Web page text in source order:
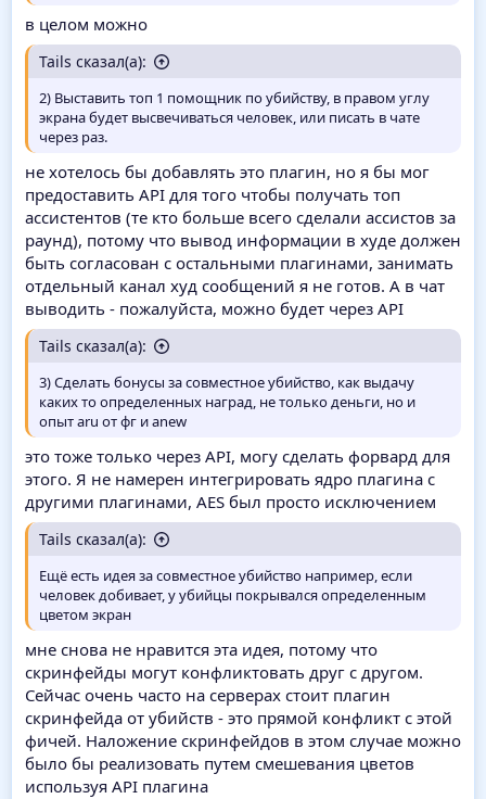
в целом можно
Tails сказал(а):
2) Выставить топ 1 помощник по убийству, в правом углу
экрана будет высвечиваться человек, или писать в чате
через раз.
не хотелось бы добавлять это плагин, но я бы мог
предоставить API для того чтобы получать топ
ассистентов (те кто больше всего сделали ассистов за
раунд), потому что вывод информации в худе должен
быть согласован с остальными плагинами, занимать
отдельный канал худ сообщений я не готов. А в чат
выводить - пожалуйста, можно будет через API
Tails сказал(а):
3) Сделать бонусы за совместное убийство, как выдачу
каких то определенных наград, не только деньги, но и
опыт aru от фг и anew
это тоже только через API, могу сделать форвард для
этого. Я не намерен интегрировать ядро плагина с
другими плагинами, AES был просто исключением
Tails сказал(а):
Ещё есть идея за совместное убийство например, если
человек добивает, у убийцы покрывался определенным
цветом экран
мне снова не нравится эта идея, потому что
скринфейды могут конфликтовать друг с другом.
Сейчас очень часто на серверах стоит плагин
скринфейда от убийств - это прямой конфликт с этой
фичей. Наложение скринфейдов в этом случае можно
было бы реализовать путем смешевания цветов
используя API плагина